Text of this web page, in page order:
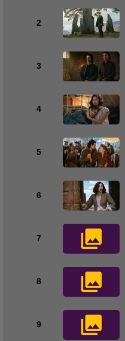
2
3
4
5
6
7
8
9